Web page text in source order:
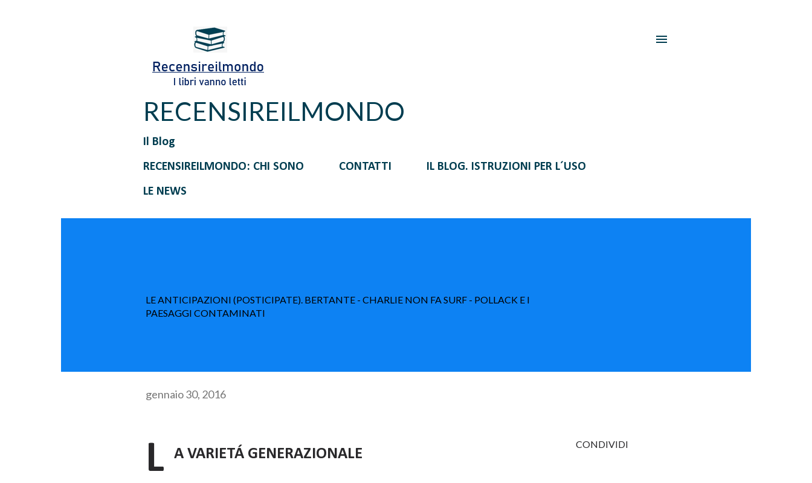
RECENSIREILMONDO
Il Blog
RECENSIREILMONDO: CHI SONO CONTATTI IL BLOG. ISTRUZIONI PER L´USO
LE NEWS
LE ANTICIPAZIONI (POSTICIPATE). BERTANTE - CHARLIE NON FA SURF - POLLACK E I
PAESAGGI CONTAMINATI
gennaio 30, 2016
L A VARIETÁ GENERAZIONALE
CONDIVIDI